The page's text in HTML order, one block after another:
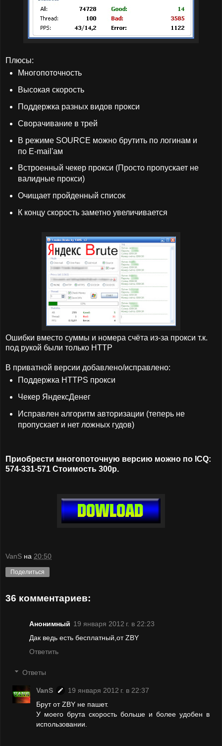
Плюсы:
Многопоточность
Высокая скорость
Поддержка разных видов прокси
Сворачивание в трей
В режиме SOURCE можно брутить по логинам и
по E-mail'ам
Встроенный чекер прокси (Просто пропускает не
валидные прокси)
Очищает пройденный список
К концу скорость заметно увеличивается
Ошибки вместо суммы и номера счёта из-за прокси т.к.
под рукой были только HTTP
В приватной версии добавлено/исправлено:
Поддержка HTTPS прокси
Чекер ЯндексДенег
Исправлен алгоритм авторизации (теперь не
пропускает и нет ложных гудов)
Приобрести многопоточную версию можно по ICQ:
574-331-571 Стоимость 300р.
VanS на 20:50
Поделиться
36 комментариев:
Анонимный 19 января 2012 г. в 22:23
Дак ведь есть бесплатный,от ZBY
Ответить
Ответы
VanS
19 января 2012 г. в 22:37
Брут от ZBY не пашет.
У моего брута скорость больше и более удобен в
использовании.